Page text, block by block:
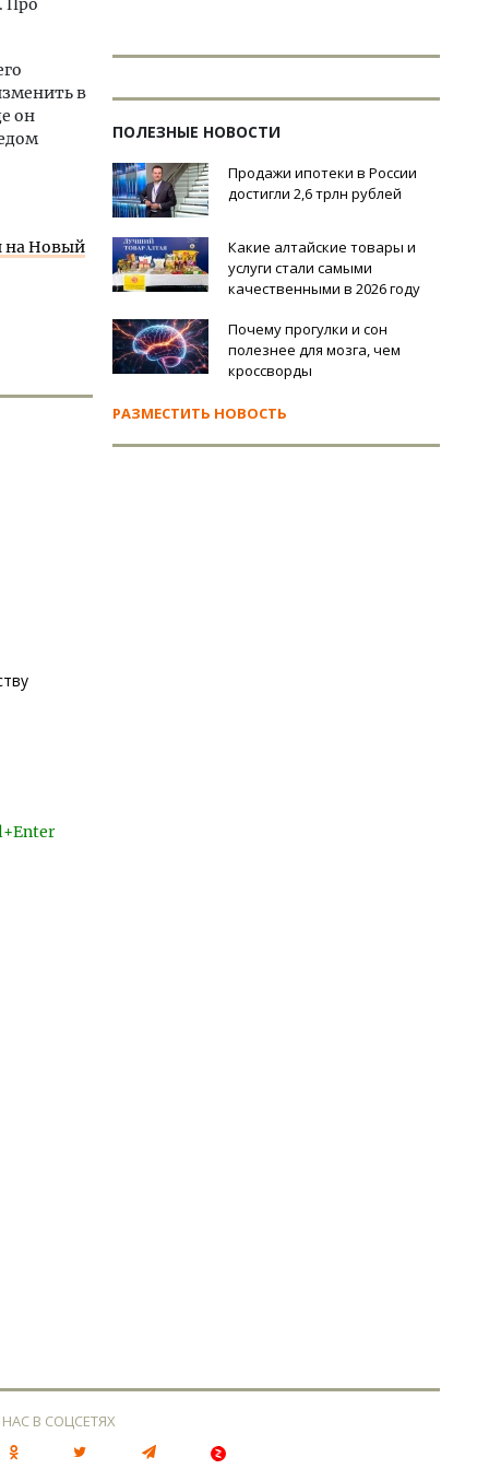
Про
в
он
на Новый
ПОЛЕЗНЫЕ НОВОСТИ
Продажи ипотеки в России
достигли 2,6 трлн рублей
Какие алтайские товары и
услуги стали самыми
качественными в 2026 году
Почему прогулки и сон
полезнее для мозга, чем
кроссворды
РАЗМЕСТИТЬ НОВОСТЬ
В СОЦСЕТЯХ